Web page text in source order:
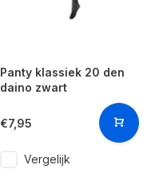
Panty klassiek 20 den
daino zwart
€7,95
Vergelijk